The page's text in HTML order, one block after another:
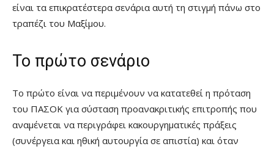
είναι τα επικρατέστερα σενάρια αυτή τη στιγμή πάνω στο
τραπέζι του Μαξίμου.
Το πρώτο σενάριο
Το πρώτο είναι να περιμένουν να κατατεθεί η πρόταση
του ΠΑΣΟΚ για σύσταση προανακριτικής επιτροπής που
αναμένεται να περιγράφει κακουργηματικές πράξεις
(συνέργεια και ηθική αυτουργία σε απιστία) και όταν